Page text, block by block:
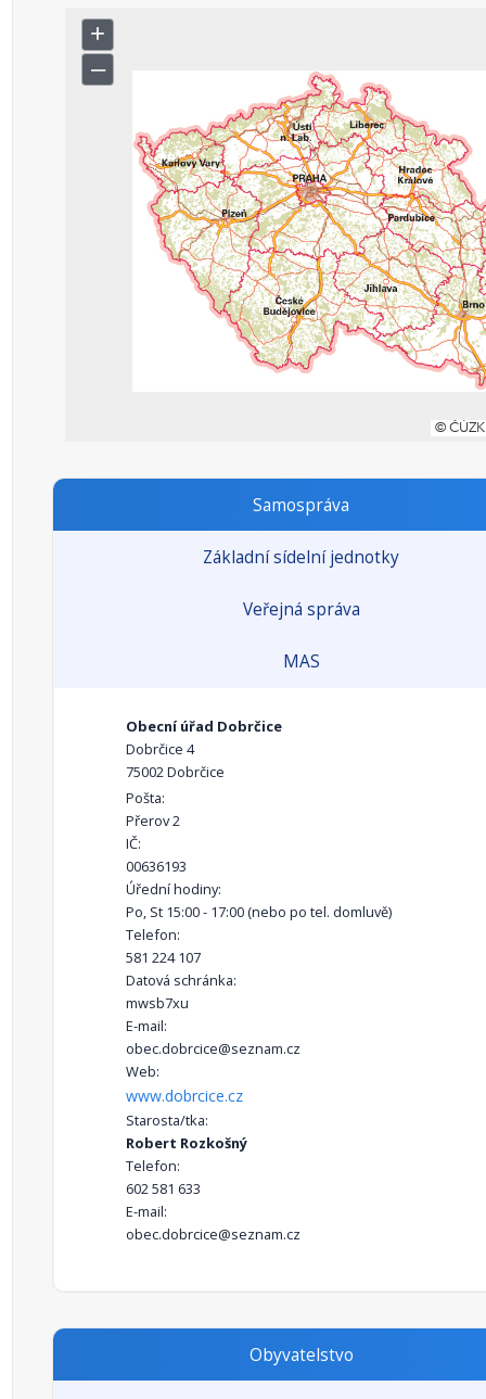
Samospráva
Základní sídelní jednotky
Veřejná správa
MAS
Obecní úřad Dobrčice
Dobrčice 4
75002 Dobrčice
Pošta:
Přerov 2
IČ:
00636193
Úřední hodiny:
Po, St 15:00 - 17:00 (nebo po tel. domluvě)
Telefon:
581 224 107
Datová schránka:
mwsb7xu
E-mail:
obec.dobrcice@seznam.cz
Web:
www.dobrcice.cz
Starosta/tka:
Robert Rozkošný
Telefon:
602 581 633
E-mail:
obec.dobrcice@seznam.cz
Obyvatelstvo